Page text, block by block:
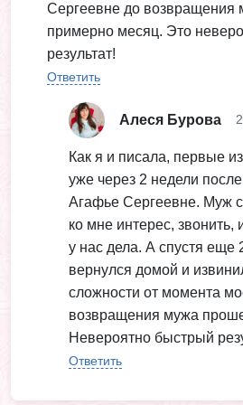
Сергеевне до возвращения
примерно месяц. Это
результат!
Ответить
Алеся Бурова
Как я и писала, первые
уже через 2 недели
Агафье Сергеевне. Муж
ко мне интерес, звонить,
у нас дела. А спустя еще
вернулся домой и
сложности от момента
возвращения мужа
Невероятно быстрый
Ответить